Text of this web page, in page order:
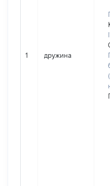
1 дружина